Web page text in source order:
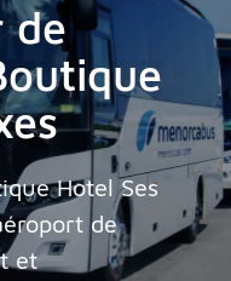
de
Hotel Ses
de
et